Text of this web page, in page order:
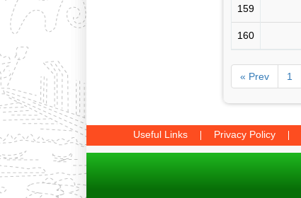
159
160
« Prev 1
Useful Links Privacy Policy